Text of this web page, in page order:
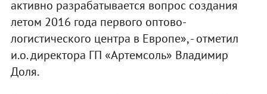
активно разрабатывается вопрос создания
летом 2016 года первого оптово-
логистического центра в Европе», - отметил
и.о. директора ГП «Артемсоль» Владимир
Доля.